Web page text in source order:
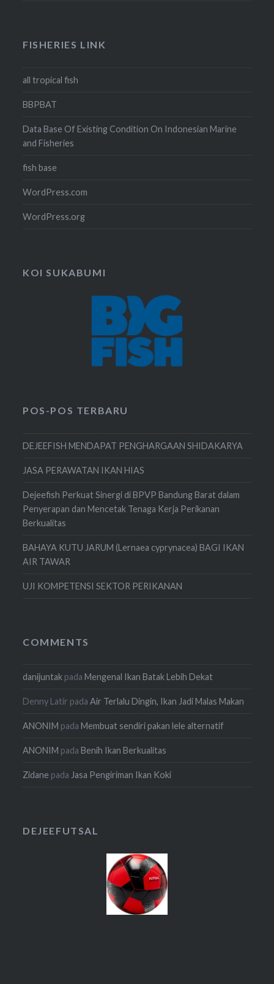
FISHERIES LINK
all tropical fish
BBPBAT
Data Base Of Existing Condition On Indonesian Marine
and Fisheries
fish base
WordPress.com
WordPress.org
KOI SUKABUMI
POS-POS TERBARU
DEJEEFISH MENDAPAT PENGHARGAAN SHIDAKARYA
JASA PERAWATAN IKAN HIAS
Dejeefish Perkuat Sinergi di BPVP Bandung Barat dalam
Penyerapan dan Mencetak Tenaga Kerja Perikanan
Berkualitas
BAHAYA KUTU JARUM (Lernaea cyprynacea) BAGI IKAN
AIR TAWAR
UJI KOMPETENSI SEKTOR PERIKANAN
COMMENTS
danijuntak padaMengenal Ikan Batak Lebih Dekat
Denny Latir padaAir Terlalu Dingin, Ikan Jadi Malas Makan
ANONIM padaMembuat sendiri pakan lele alternatif
ANONIM padaBenih Ikan Berkualitas
Zidane padaJasa Pengiriman Ikan Koki
DEJEEFUTSAL